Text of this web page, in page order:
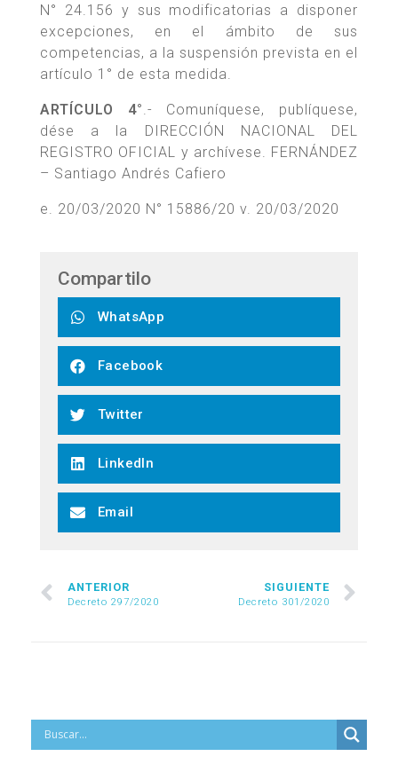
N° 24.156 y sus modificatorias a disponer
excepciones, en el ámbito de sus
competencias, a la suspensión prevista en el
artículo 1° de esta medida.
ARTÍCULO 4° .- Comuníquese, publíquese,
dése a la DIRECCIÓN NACIONAL DEL
REGISTRO OFICIAL y archívese. FERNÁNDEZ
– Santiago Andrés Cafiero
e. 20/03/2020 N° 15886/20 v. 20/03/2020
Compartilo
WhatsApp
Facebook
Twitter
LinkedIn
Email
ANTERIOR
Decreto 297/2020
SIGUIENTE
Decreto 301/2020